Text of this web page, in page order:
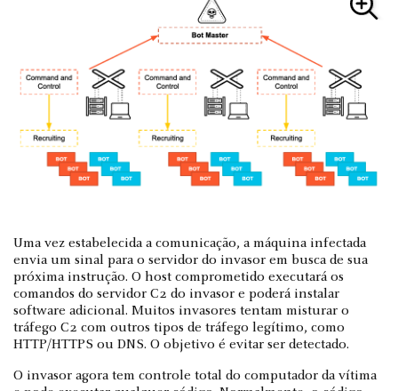
Uma vez estabelecida a comunicação, a máquina infectada
envia um sinal para o servidor do invasor em busca de sua
próxima instrução. O host comprometido executará os
comandos do servidor C2 do invasor e poderá instalar
software adicional. Muitos invasores tentam misturar o
tráfego C2 com outros tipos de tráfego legítimo, como
HTTP/HTTPS ou DNS. O objetivo é evitar ser detectado.
O invasor agora tem controle total do computador da vítima